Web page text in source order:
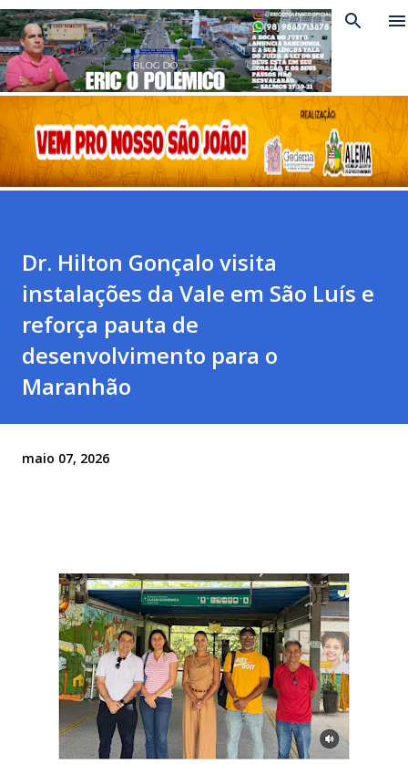
Pular para o conteúdo principal
Dr. Hilton Gonçalo visita
instalações da Vale em São Luís e
reforça pauta de
desenvolvimento para o
Maranhão
maio 07, 2026